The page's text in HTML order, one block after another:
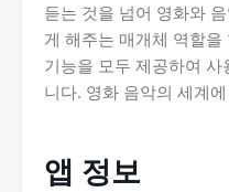
듣는 것을 넘어 영화와
게 해주는 매개체 역할
기능을 모두 제공하여
니다. 영화 음악의 세계
앱 정보